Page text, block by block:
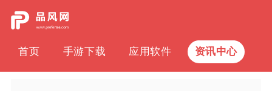
首页 手游下载 应用软件 资讯中心